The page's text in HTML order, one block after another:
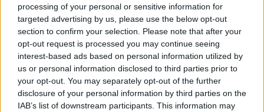
processing of your personal or sensitive information for
targeted advertising by us, please use the below opt-out
section to confirm your selection. Please note that after your
opt-out request is processed you may continue seeing
interest-based ads based on personal information utilized by
us or personal information disclosed to third parties prior to
your opt-out. You may separately opt-out of the further
disclosure of your personal information by third parties on the
IAB’s list of downstream participants. This information may
τοποθετήσεις δημιουργούν σύγχυση στους πολίτες
και επηρεάζουν τη δημοσκοπική εικόνα του
κόμματος.
«Να μην αποκλείσουμε τον διάλογο»
Κλείνοντας, ο Χάρης Δούκας τάχθηκε υπέρ της
διατήρησης ανοιχτών διαύλων επικοινωνίας με τις